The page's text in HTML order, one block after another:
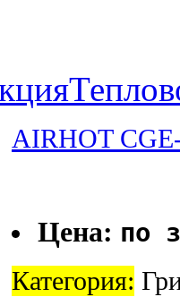
AIRHOT
Цена: по
Категория: